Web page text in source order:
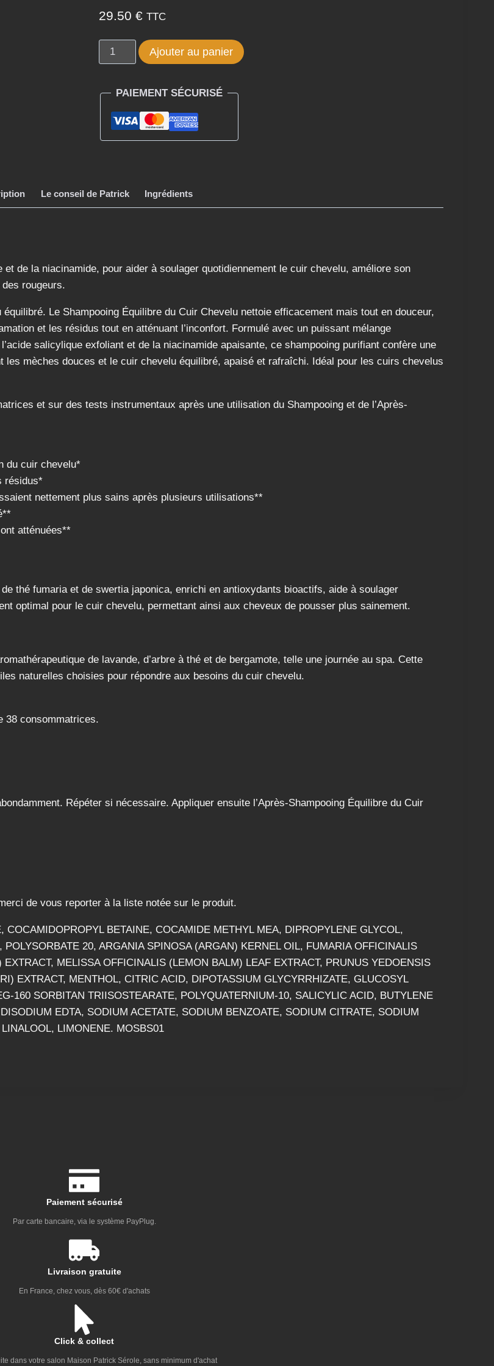
29.50 € TTC
quantité
de
SHAMPOOING
EQUILIBRANT
CUIR
Ajouter au panier
PAIEMENT SÉCURISÉ
Le conseil de Patrick Ingrédients
de la niacinamide, pour aider à soulager quotidiennement le cuir chevelu, améliore son
rougeurs.
équilibré. Le Shampooing Équilibre du Cuir Chevelu nettoie efficacement mais tout en douceur,
et les résidus tout en atténuant l’inconfort. Formulé avec un puissant mélange
salicylique exfoliant et de la niacinamide apaisante, ce shampooing purifiant confère une
mèches douces et le cuir chevelu équilibré, apaisé et rafraîchi. Idéal pour les cuirs chevelus
et sur des tests instrumentaux après une utilisation du Shampooing et de l’Après-
du cuir chevelu*
résidus*
nettement plus sains après plusieurs utilisations**
atténuées**
thé fumaria et de swertia japonica, enrichi en antioxydants bioactifs, aide à soulager
optimal pour le cuir chevelu, permettant ainsi aux cheveux de pousser plus sainement.
de lavande, d’arbre à thé et de bergamote, telle une journée au spa. Cette
naturelles choisies pour répondre aux besoins du cuir chevelu.
38 consommatrices.
Répéter si nécessaire. Appliquer ensuite l’Après-Shampooing Équilibre du Cuir
de vous reporter à la liste notée sur le produit.
BETAINE, COCAMIDE METHYL MEA, DIPROPYLENE GLYCOL,
20, ARGANIA SPINOSA (ARGAN) KERNEL OIL, FUMARIA OFFICINALIS
MELISSA OFFICINALIS (LEMON BALM) LEAF EXTRACT, PRUNUS YEDOENSIS
EXTRACT, MENTHOL, CITRIC ACID, DIPOTASSIUM GLYCYRRHIZATE, GLUCOSYL
160 SORBITAN TRIISOSTEARATE, POLYQUATERNIUM-10, SALICYLIC ACID, BUTYLENE
EDTA, SODIUM ACETATE, SODIUM BENZOATE, SODIUM CITRATE, SODIUM
LIMONENE. MOSBS01
Paiement sécurisé
Par carte bancaire, via le système PayPlug.
Livraison gratuite
En France, chez vous, dès 60€ d'achats
Click & collect
dans votre salon Maison Patrick Sérole, sans minimum d'achat